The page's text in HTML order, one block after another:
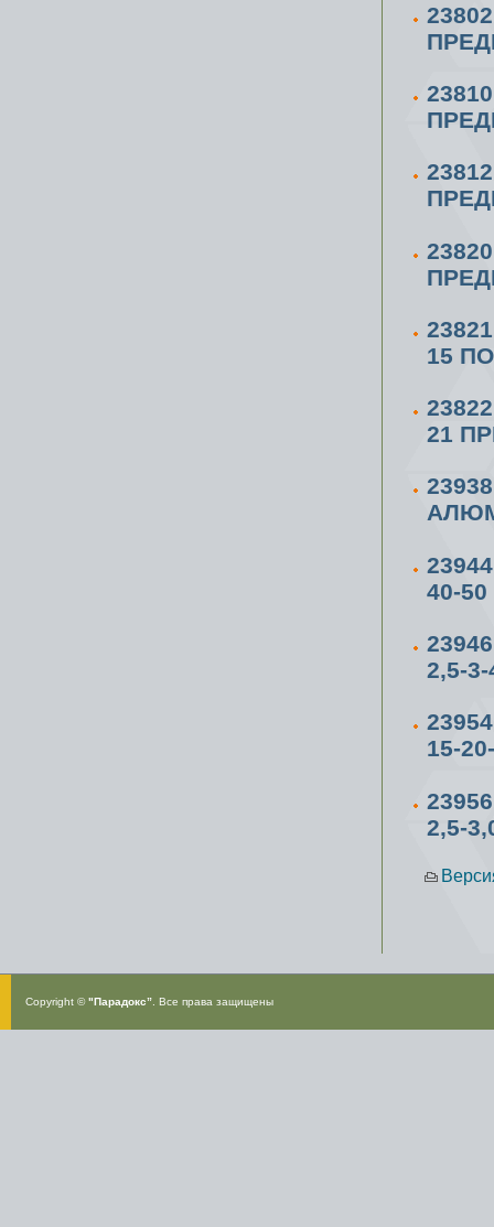
15
21
40-50
2,5-
15-
2,5-
Copyright ©"Парадокс” . Все права защищены